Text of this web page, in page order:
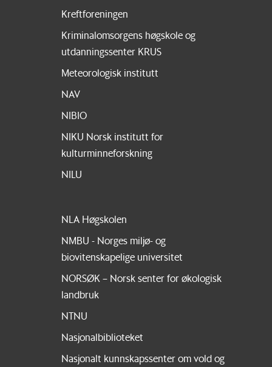
Kreftforeningen
Kriminalomsorgens høgskole og
utdanningssenter KRUS
Meteorologisk institutt
NAV
NIBIO
NIKU Norsk institutt for
kulturminneforskning
NILU
NLA Høgskolen
NMBU - Norges miljø- og
biovitenskapelige universitet
NORSØK – Norsk senter for økologisk
landbruk
NTNU
Nasjonalbiblioteket
Nasjonalt kunnskapssenter om vold og